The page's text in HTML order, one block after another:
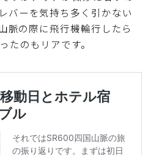
バーを気持ち多く引かない
脈の際に飛行機輪行したら
たのもリアです。